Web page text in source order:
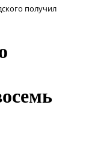
получил